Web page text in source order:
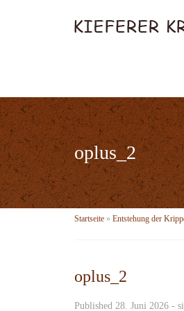
oplus_2
Startseite » Entstehung der
oplus_2
Published 28. Juni 2026 -